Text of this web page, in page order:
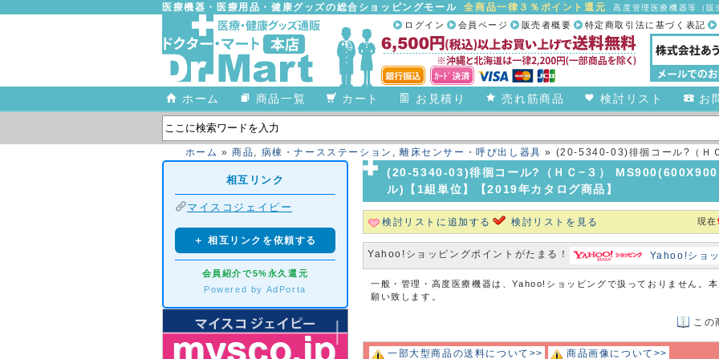
医療機器・医療用品・健康グッズの総合ショッピングモール全商品一律３％ポイント還元 高度管理医療機器等（
特定商取引法に基づく表記
販売者概要
会員ページ
ログイン
ホーム 商品一覧 カート お見積り 売れ筋商品 検討リスト お
ホーム »商品, 病棟・ナースステーション , 離床センサー・呼び出し器具 » (20-5340-03)徘徊コール?（Ｈ
3(HC-3)(日本エンゼ
(20-5340-03)徘徊コール?（ＨＣ−３）
ル)【1組単位】【2019年カタログ商品】
検討リストに追加する 検討リストを見る 現在
Yahoo!ショッピングポイントがたまる！ Yahoo!ショ
一般・管理・高度医療機器は、Yahoo!ショッピングで扱っておりません。
願い致します。
この
一部大型商品の送料について>> 商品画像について>>
相互リンク
マイスコジェイピー
＋ 相互リンクを依頼する
会員紹介で5%永久還元
Powered by AdPorta